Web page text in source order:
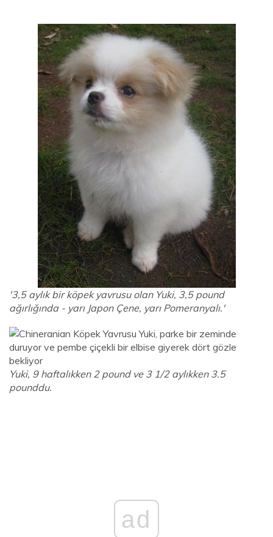
'3,5 aylık bir köpek yavrusu olan Yuki, 3,5 pound
ağırlığında - yarı Japon Çene, yarı Pomeranyalı.'
Yuki, 9 haftalıkken 2 pound ve 3 1/2 aylıkken 3.5
pounddu.
ad